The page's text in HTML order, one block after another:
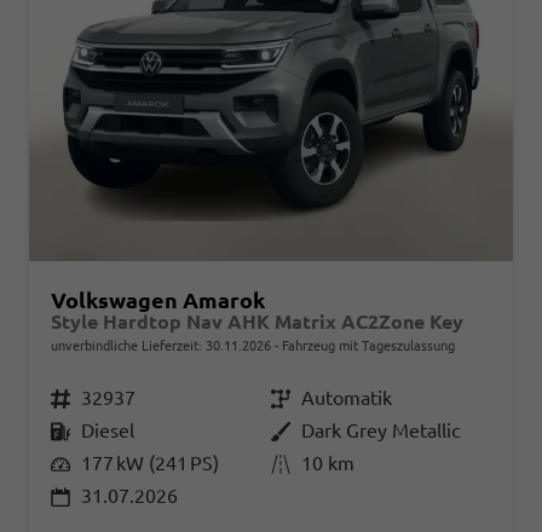
Volkswagen Amarok
Style Hardtop Nav AHK Matrix AC2Zone Key
unverbindliche Lieferzeit: 30.11.2026 Fahrzeug mit Tageszulassung
Fahrzeugnr. 32937 GetriebeAutomatik
Kraftstoff Diesel AußenfarbeDark Grey Metallic
Leistung 177 kW (241 PS) Kilometerstand 10 km
31.07.2026